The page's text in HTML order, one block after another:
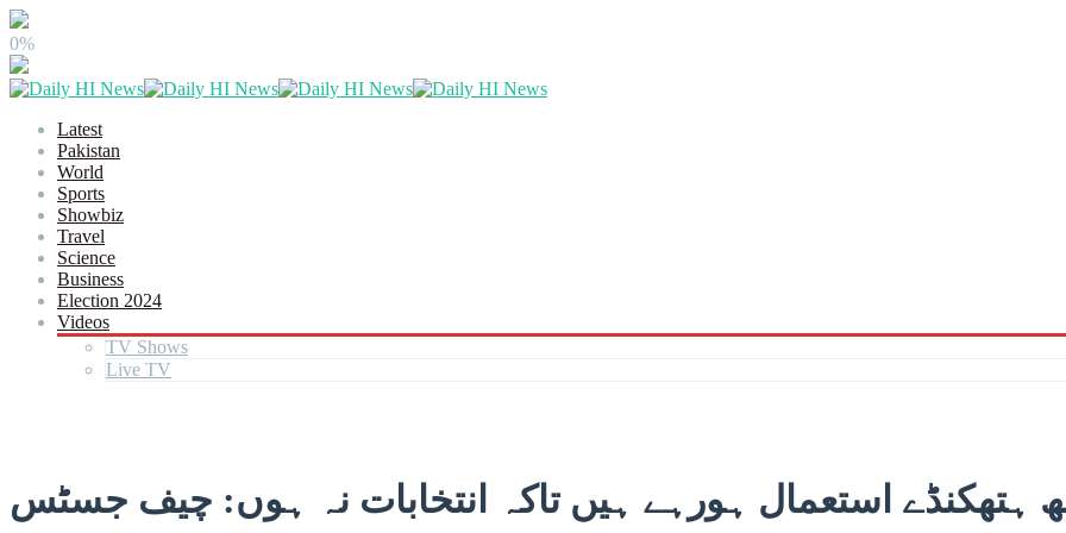
0%
Latest
Pakistan
World
Sports
Showbiz
Travel
Science
Business
Election 2024
Videos
TV Shows
Live TV
ہتھکنڈے استعمال ہورہے ہیں تاکہ انتخابات نہ ہوں: چیف جسٹس